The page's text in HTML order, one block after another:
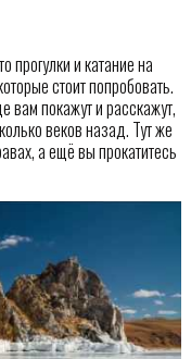
прогулки и катание на
стоит попробовать.
вам покажут и расскажут,
веков назад. Тут же
а ещё вы прокатитесь